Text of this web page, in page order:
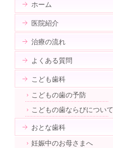
ホーム
医院紹介
治療の流れ
よくある質問
こども歯科
こどもの歯の予防
こどもの歯ならびについて
おとな歯科
妊娠中のお母さまへ